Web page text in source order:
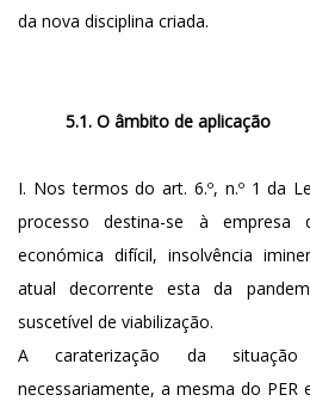
da nova disciplina criada.
5.1. O âmbito de aplicação
I. Nos termos do art. 6.º, n.º 1 da
processo destina-se à empresa
económica difícil, insolvência
atual decorrente esta da
suscetível de viabilização.
A caraterização da
necessariamente, a mesma do PER